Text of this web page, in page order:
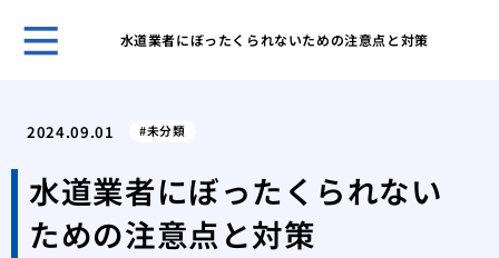
水道業者にぼったくられないための注意点と対策
2024.09.01 未分類
水道業者にぼったくられない
ための注意点と対策